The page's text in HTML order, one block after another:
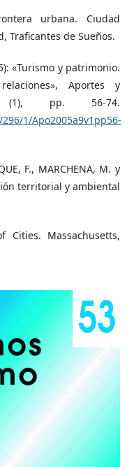
urbana. Ciudad
Traficantes de Sueños.
«Turismo y patrimonio.
Aportes y
(1), pp. 56-74.
1/Apo2005a9v1pp56-
F., MARCHENA, M. y
territorial y ambiental
Cities. Massachusetts,